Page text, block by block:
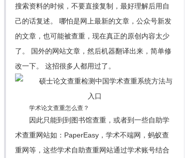
搜索资料的时候，不要直接复制，最好理解后用自
己的话复述。 哪怕是网上最新的文章，公众号新发
的文章，也可能被查重，现在真正的原创内容太少
了。 国外的网站文章，然后机器翻译出来，简单修
改一下。 这招很多人都用过了。
学术论文查重怎么查？
因此只能到到图书馆查重，或者到一些自助学
术查重网站如：PaperEasy，学术不端网，蚂蚁查
重网等，这些学术自助查重网站通过学术账号结合